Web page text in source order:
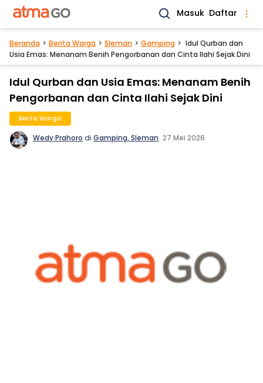
Masuk Daftar
Beranda Berita Warga Sleman Gamping
Idul Qurban dan
Usia Emas: Menanam Benih Pengorbanan dan Cinta Ilahi Sejak Dini
Idul Qurban dan Usia Emas: Menanam Benih
Pengorbanan dan Cinta Ilahi Sejak Dini
Berita Warga
Wedy Prahoro di Gamping, Sleman. 27 Mei 2026